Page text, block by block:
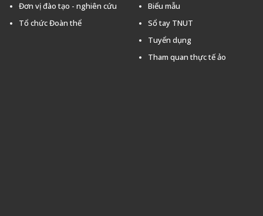
Đơn vị đào tạo - nghiên cứu
Tổ chức Đoàn thể
Biểu mẫu
Sổ tay TNUT
Tuyển dụng
Tham quan thực tế ảo